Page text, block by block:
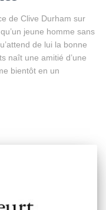
de Clive Durham sur
jeune homme sans
de lui la bonne
naît une amitié d’une
bientôt en un